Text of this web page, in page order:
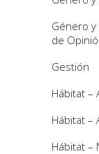
Género
de
Gestión
Hábitat –
Hábitat –
Hábitat –